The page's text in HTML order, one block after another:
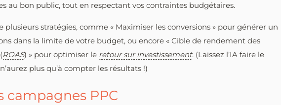
au bon public, tout en respectant vos contraintes budgétaires.
plusieurs stratégies, comme « Maximiser les conversions » pour générer un
dans la limite de votre budget, ou encore « Cible de rendement des
ROAS) » pour optimiser le retour sur investissement. (Laissez l’IA faire le
plus qu’à compter les résultats !)
campagnes PPC